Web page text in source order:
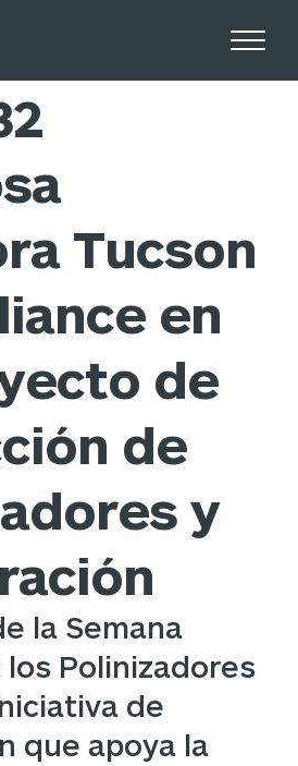
Tucson
en
de
de
y
la Semana
los Polinizadores
de
que apoya la